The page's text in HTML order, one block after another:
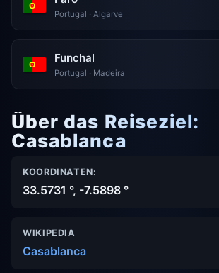
Portugal · Algarve
Funchal
Portugal · Madeira
Über das Reiseziel:
Casablanca
KOORDINATEN:
33.5731 °, -7.5898 °
WIKIPEDIA
Casablanca